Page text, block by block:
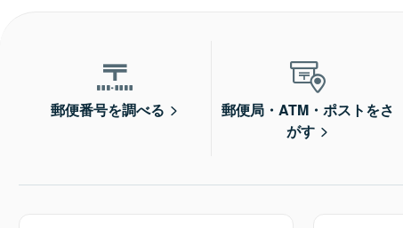
郵便番号を調べる
郵便局・ATM・ポストをさ
がす